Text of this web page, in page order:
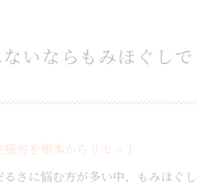
いならもみほぐしで
労を根本からリセット
さに悩む方が多い中、もみほぐし